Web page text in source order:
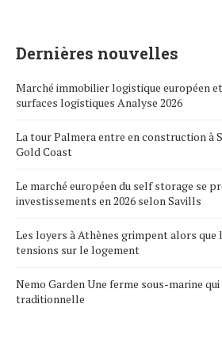
Dernières nouvelles
Marché immobilier logistique européen
surfaces logistiques Analyse 2026
La tour Palmera entre en construction à
Gold Coast
Le marché européen du self storage se
investissements en 2026 selon Savills
Les loyers à Athènes grimpent alors que
tensions sur le logement
Nemo Garden Une ferme sous-marine
traditionnelle